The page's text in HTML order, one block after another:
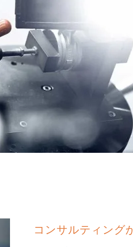
コンサルティング